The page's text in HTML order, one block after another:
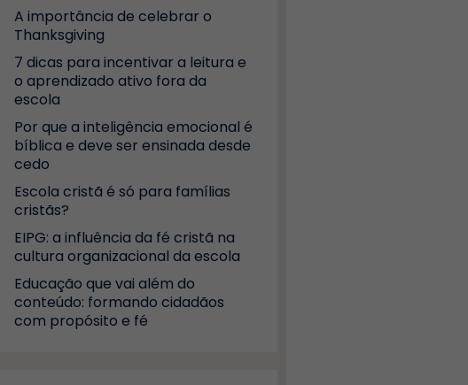
A importância de celebrar o
Thanksgiving
7 dicas para incentivar a leitura e
o aprendizado ativo fora da
escola
Por que a inteligência emocional é
bíblica e deve ser ensinada desde
cedo
Escola cristã é só para famílias
cristãs?
EIPG: a influência da fé cristã na
cultura organizacional da escola
Educação que vai além do
conteúdo: formando cidadãos
com propósito e fé